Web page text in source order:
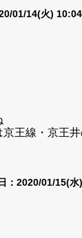
01/14(火)
王線・京王
：2020/01/15(